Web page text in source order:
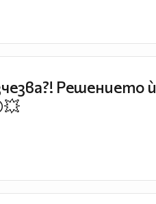
Решението ѝ